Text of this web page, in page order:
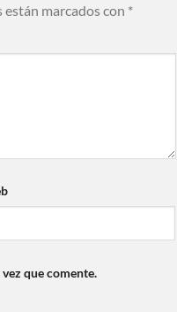
marcados con *
que comente.